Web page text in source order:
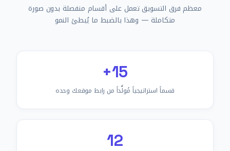
معظم فرق التسويق تعمل على أقسام منفصلة بدون صورة
متكاملة — وهذا بالضبط ما يُبطئ النمو
15+
قسماً استراتيجياً مُولَّداً من رابط موقعك وحده
12